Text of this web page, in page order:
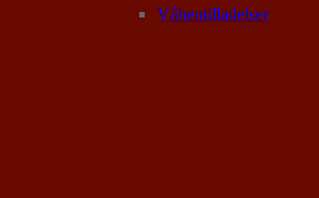
Våbentilladelser